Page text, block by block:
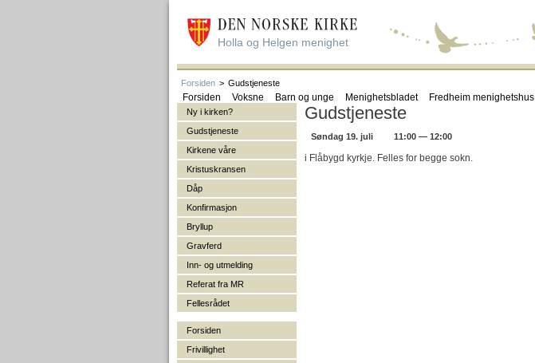
Holla og Helgen menighet
Forsiden > Gudstjeneste
Forsiden Voksne Barn og unge Menighetsbladet Fredheim menighetshus
Ny i kirken?
Gudstjeneste
Kirkene våre
Kristuskransen
Dåp
Konfirmasjon
Bryllup
Gravferd
Inn- og utmelding
Referat fra MR
Fellesrådet
Forsiden
Frivillighet
Gudstjeneste
Søndag 19. juli 11:00 — 12:00
i Flåbygd kyrkje. Felles for begge sokn.